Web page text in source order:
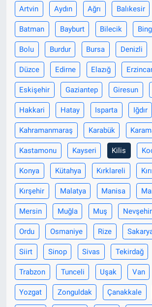
Artvin Aydın Ağrı Balıkesir
Batman Bayburt Bilecik
Bolu Burdur Bursa Denizli
Düzce Edirne Elazığ
Eskişehir Gaziantep Giresun
Hakkari Hatay Isparta Iğdır
Kahramanmaraş Karabük
Kastamonu Kayseri Kilis
Konya Kütahya Kırklareli
Kırşehir Malatya Manisa
Mersin Muğla Muş Nevşehir
Ordu Osmaniye Rize
Siirt Sinop Sivas Tekirdağ
Trabzon Tunceli Uşak Van
Yozgat Zonguldak Çanakkale